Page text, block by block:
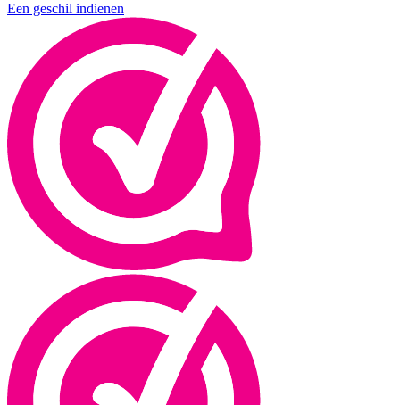
Een geschil indienen